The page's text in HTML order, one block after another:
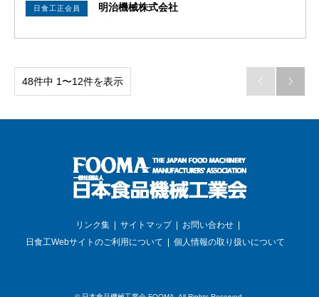
日食工正会員 明治機械株式会社
48件中 1〜12件を表示  
リンク集 サイトマップ
お問い合わせ
日食工Webサイトのご利用について
個人情報の取り扱いについて